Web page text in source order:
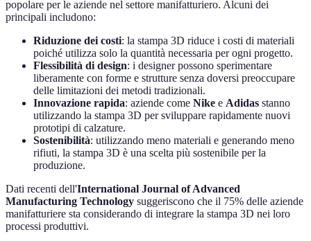
popolare per le aziende nel settore manifatturiero. Alcuni dei
principali includono:
Riduzione dei costi: la stampa 3D riduce i costi di materiali
poiché utilizza solo la quantità necessaria per ogni progetto.
Flessibilità di design: i designer possono sperimentare
liberamente con forme e strutture senza doversi preoccupare
delle limitazioni dei metodi tradizionali.
Innovazione rapida: aziende come Nike e Adidas stanno
utilizzando la stampa 3D per sviluppare rapidamente nuovi
prototipi di calzature.
Sostenibilità: utilizzando meno materiali e generando meno
rifiuti, la stampa 3D è una scelta più sostenibile per la
produzione.
Dati recenti dell'International Journal of Advanced
Manufacturing Technology suggeriscono che il 75% delle aziende
manifatturiere sta considerando di integrare la stampa 3D nei loro
processi produttivi.